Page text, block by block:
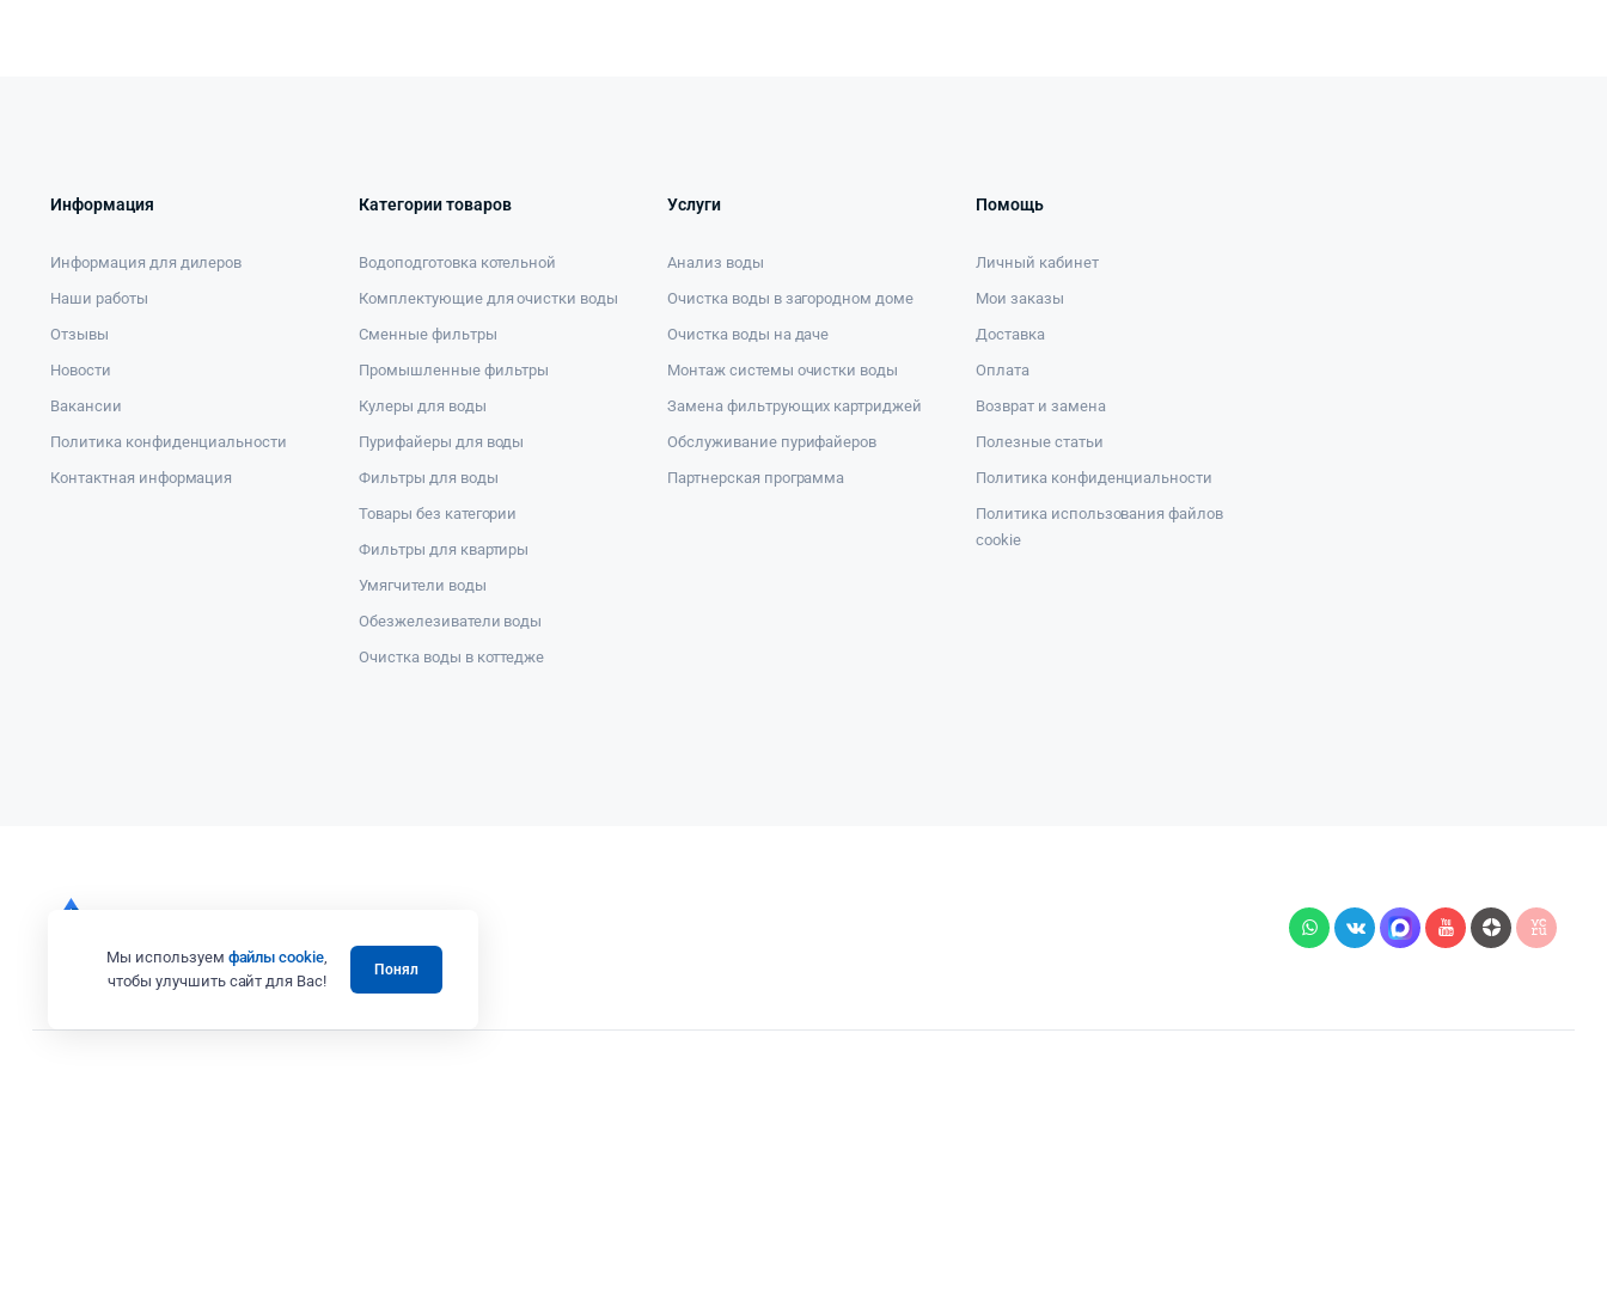
Информация
Информация для дилеров
Наши работы
Отзывы
Новости
Вакансии
Политика конфиденциальности
Контактная информация
Категории товаров
Водоподготовка котельной
Комплектующие для очистки воды
Сменные фильтры
Промышленные фильтры
Кулеры для воды
Пурифайеры для воды
Фильтры для воды
Товары без категории
Фильтры для квартиры
Умягчители воды
Обезжелезиватели воды
Очистка воды в коттедже
Услуги
Анализ воды
Очистка воды в загородном доме
Очистка воды на даче
Монтаж системы очистки воды
Замена фильтрующих картриджей
Обслуживание пурифайеров
Партнерская программа
Помощь
Личный кабинет
Мои заказы
Доставка
Оплата
Возврат и замена
Полезные статьи
Политика конфиденциальности
Политика использования файлов
cookie
Мы используем файлы cookie,
чтобы улучшить сайт для Вас!
Понял